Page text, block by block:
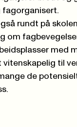
fagorganisert.
rundt på
om
med
vitenskapelig til
de